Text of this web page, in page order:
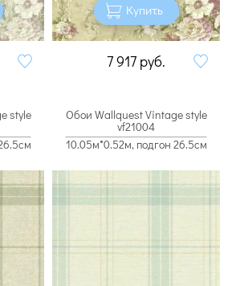
Купить
7 917 руб.
style Обои Wallquest Vintage style
vf21004
10.05м*0.52м, подгон 26.5см